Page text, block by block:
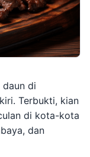
daun di
Terbukti, kian
di kota-kota
dan